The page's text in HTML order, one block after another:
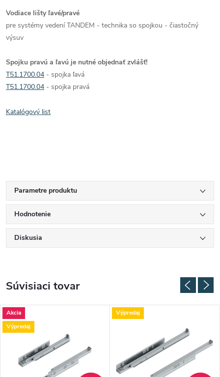
Vodiace lišty ľavé/pravé
pre systémy vedení TANDEM - technika so spojkou - čiastočný
výsuv
Spojku pravú a ľavú je nutné objednať zvlášť!
T51.1700.04 - spojka ľavá
T51.1700.04 - spojka pravá
Katalógový list
Parametre produktu
Hodnotenie
Diskusia
Súvisiaci tovar
Akcia
Výpredaj
Výpredaj